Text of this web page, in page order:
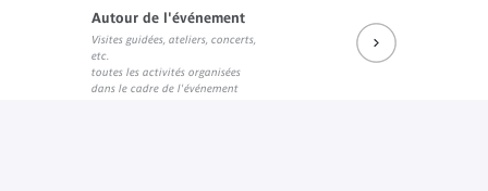
Autour de l'événement
Visites guidées, ateliers, concerts,
etc.
toutes les activités organisées
dans le cadre de l'événement